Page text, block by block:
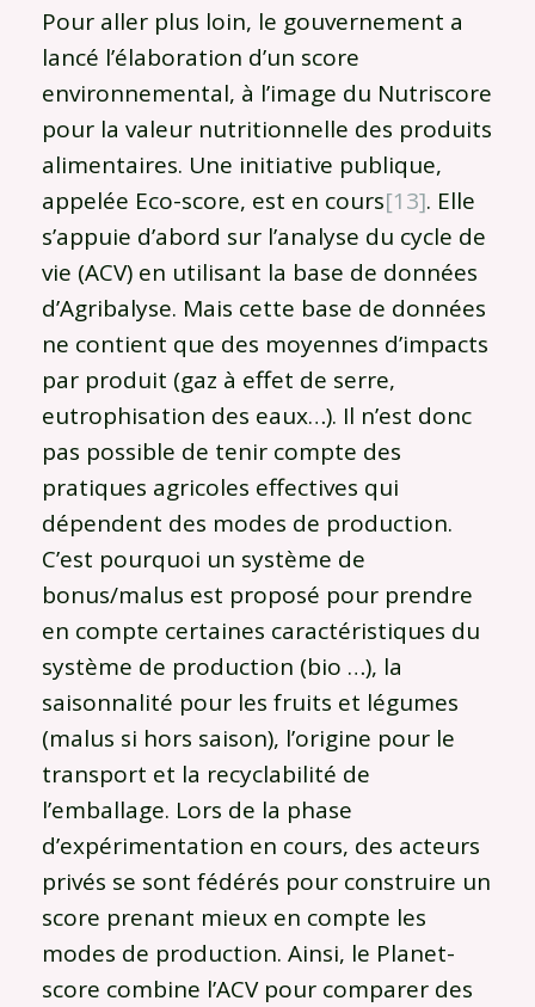
Pour aller plus loin, le gouvernement a
lancé l’élaboration d’un score
environnemental, à l’image du Nutriscore
pour la valeur nutritionnelle des produits
alimentaires. Une initiative publique,
appelée Eco-score, est en cours[13]. Elle
s’appuie d’abord sur l’analyse du cycle de
vie (ACV) en utilisant la base de données
d’Agribalyse. Mais cette base de données
ne contient que des moyennes d’impacts
par produit (gaz à effet de serre,
eutrophisation des eaux…). Il n’est donc
pas possible de tenir compte des
pratiques agricoles effectives qui
dépendent des modes de production.
C’est pourquoi un système de
bonus/malus est proposé pour prendre
en compte certaines caractéristiques du
système de production (bio …), la
saisonnalité pour les fruits et légumes
(malus si hors saison), l’origine pour le
transport et la recyclabilité de
l’emballage. Lors de la phase
d’expérimentation en cours, des acteurs
privés se sont fédérés pour construire un
score prenant mieux en compte les
modes de production. Ainsi, le Planet-
score combine l’ACV pour comparer des